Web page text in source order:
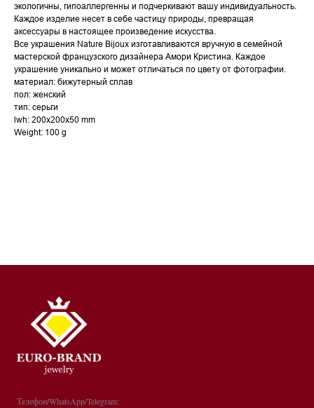
экологичны, гипоаллергенны и подчеркивают вашу индивидуальность.
Каждое изделие несет в себе частицу природы, превращая
аксессуары в настоящее произведение искусства.
Все украшения Nature Bijoux изготавливаются вручную в семейной
мастерской французского дизайнера Амори Кристина. Каждое
украшение уникально и может отличаться по цвету от фотографии.
материал: бижутерный сплав
пол: женский
тип: серьги
lwh: 200x200x50 mm
Weight: 100 g
Телефон/WhatsApp/Telegram: